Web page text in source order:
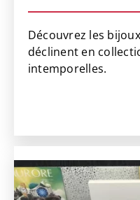
Découvrez les
déclinent en
intemporelles.